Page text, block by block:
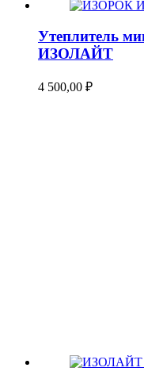
Утеплитель
ИЗОЛАЙТ
4 500,00 ₽